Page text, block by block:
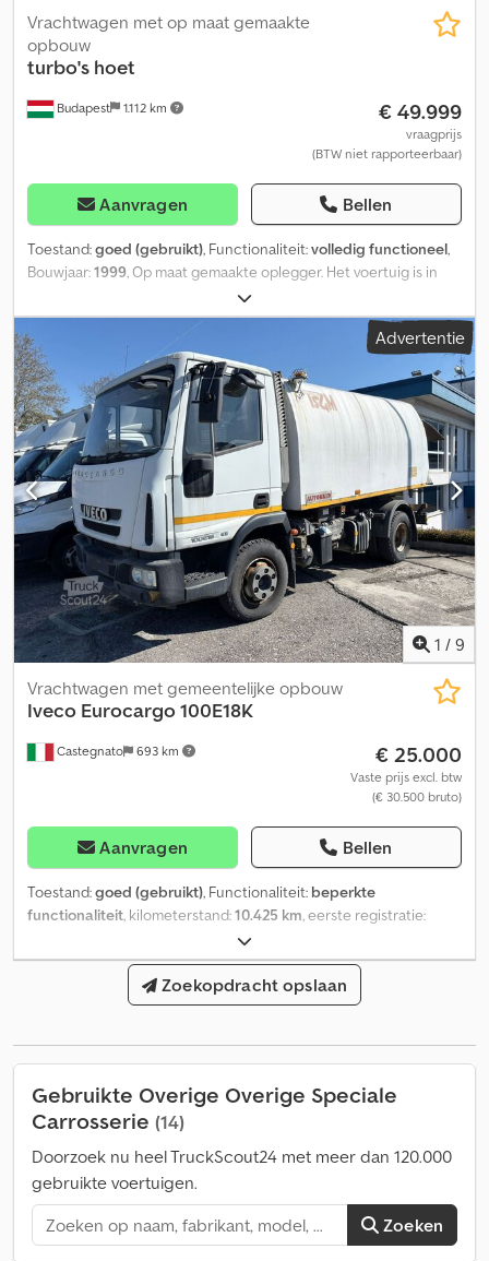
in € - 39.990 Wijzigingen, tussenverkoop en drukfouten
voorbehouden Telefoon +49 551 50 84 912
Budapest 1.112 km
Vrachtwagen met op maat gemaakte
opbouw
turbo's hoet
€ 49.999
vraagprijs
(BTW niet rapporteerbaar)
Aanvragen Bellen
Toestand:goed (gebruikt), Functionaliteit:volledig functioneel,
Bouwjaar:1999, Op maat gemaakte oplegger. Het voertuig is in
Nederland gebouwd op speciale bestelling (door Turbo's hoet).
Uitgerust met airconditioning, watertank en eigen generator.
Veel mogelijkheden voor marketing- en promotiedoeleinden, kan
worden gebruikt als VIP-lounge. Voor meer informatie kunt u
contact met ons opnemen. Cjdpfx Aiozamzgoteha
Advertentie
1 / 9
Castegnato 693 km
Vrachtwagen met gemeentelijke opbouw
Iveco Eurocargo 100E18K
€ 25.000
Vaste prijs excl. btw
(€ 30.500 bruto)
Aanvragen Bellen
Toestand:goed (gebruikt), Functionaliteit: beperkte
functionaliteit, kilometerstand:10.425 km, eerste registratie:
, asconfiguratie:
diesel, remmen:motorrem, kleur:wit, soort overbrenging:
, aantal versnellingen:8, emissieklasse:
staal, aantal zitplaatsen:2, Bouwjaar:2012
Remsysteem), Tachograaf, airconditioning, boordcomputer,
speciaalvoertuig met opbouw Straatveegmachine TS4M merk
ATUOBREN Chsdpfsyx Icqex Aitsa
Zoekopdracht opslaan
Gebruikte Overige Overige Speciale
Carrosserie (14)
Doorzoek nu heel TruckScout24 met meer dan 120.000
gebruikte voertuigen.
Zoeken